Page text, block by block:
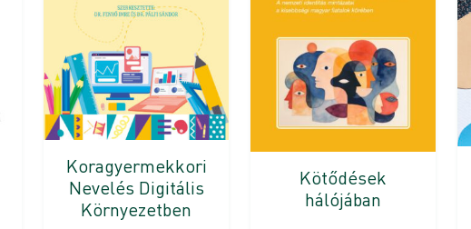
Koragyermekkori
Nevelés Digitális
Környezetben
Kötődések
hálójában